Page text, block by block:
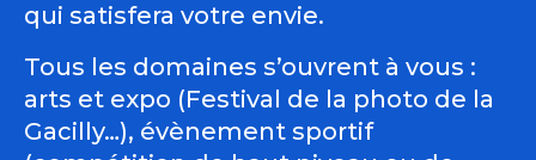
qui satisfera votre envie.
Tous les domaines s’ouvrent à vous :
arts et expo (Festival de la photo de la
Gacilly…), évènement sportif